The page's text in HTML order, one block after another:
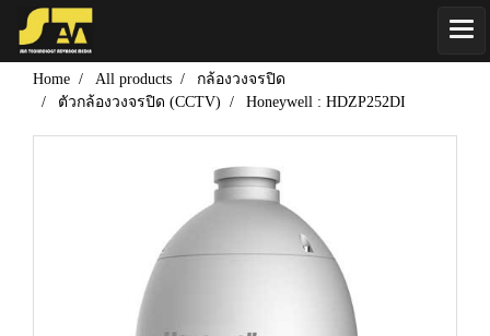
Home All products
กล้องวงจรปิด
ตัวกล้องวงจรปิด (CCTV)
Honeywell : HDZP252DI